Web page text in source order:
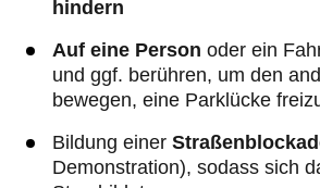
hindern
Auf eine Person oder ein
und ggf. berühren, um den
bewegen, eine Parklücke
Bildung einer
Demonstration), sodass sich